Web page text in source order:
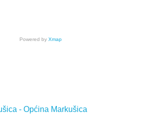
Powered by Xmap
- Općina Markušica